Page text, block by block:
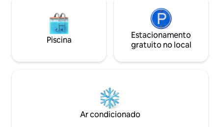
Piscina
Estacionamento
gratuito no local
Ar condicionado